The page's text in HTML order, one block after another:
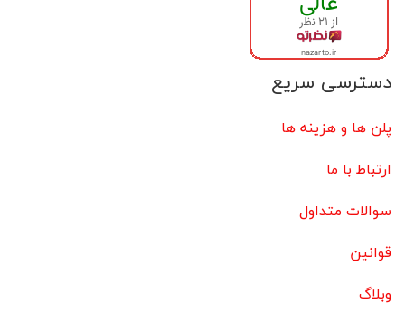
دسترسی سریع
پلن ها و هزینه ها
ارتباط با ما
سوالات متداول
قوانین
وبلاگ